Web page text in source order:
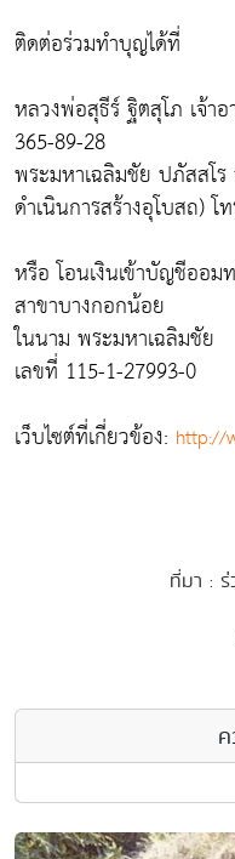
ติดต่อร่วมทำบุญได้ที่
หลวงพ่อสุธีร์ ฐิตสุโภ เจ้า
365-89-28
พระมหาเฉลิมชัย ปภัสสโ
ดำเนินการสร้างอุโบสถ) โ
หรือ โอนเงินเข้าบัญชีออ
สาขาบางกอกน้อย
ในนาม พระมหาเฉลิมชัย
เลขที่ 115-1-27993-0
เว็บไซต์ที่เกี่ยวข้อง: http://
ที่มา :